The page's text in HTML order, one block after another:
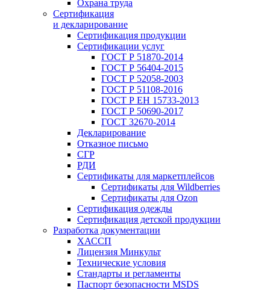
Охрана труда
Сертификация
и декларирование
Сертификация продукции
Сертификации услуг
ГОСТ Р 51870-2014
ГОСТ Р 56404-2015
ГОСТ Р 52058-2003
ГОСТ Р 51108-2016
ГОСТ Р ЕН 15733-2013
ГОСТ Р 50690-2017
ГОСТ 32670-2014
Декларирование
Отказное письмо
СГР
РДИ
Сертификаты для маркетплейсов
Сертификаты для Wildberries
Сертификаты для Ozon
Сертификация одежды
Сертификация детской продукции
Разработка документации
ХАССП
Лицензия Минкульт
Технические условия
Стандарты и регламенты
Паспорт безопасности MSDS